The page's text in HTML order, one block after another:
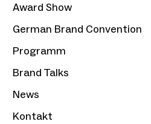
Award Show
German Brand Convention
Programm
Brand Talks
News
Kontakt